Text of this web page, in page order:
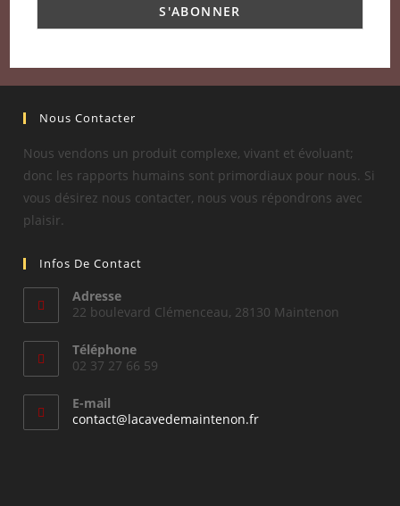
Nous Contacter
Nous vendons un produit complexe, vivant et évoluant;
donc les rapports humains sont primordiaux pour nous. Si
vous désirez nous contacter, nous vous répondrons avec
plaisir.
Infos De Contact
Adresse
22 boulevard Clémenceau, 28130 Maintenon
Téléphone
02 37 27 66 59
E-mail
contact@lacavedemaintenon.frS’ouvre